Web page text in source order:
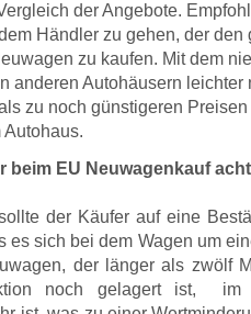
der Angebote.
Händler zu gehen, der
zu kaufen. Mit dem
anderen Autohäusern
zu noch günstigeren
Autohaus.
beim EU Neuwagenkauf
der Käufer auf eine
es sich bei dem Wagen um
der länger als zwölf
noch gelagert ist, im